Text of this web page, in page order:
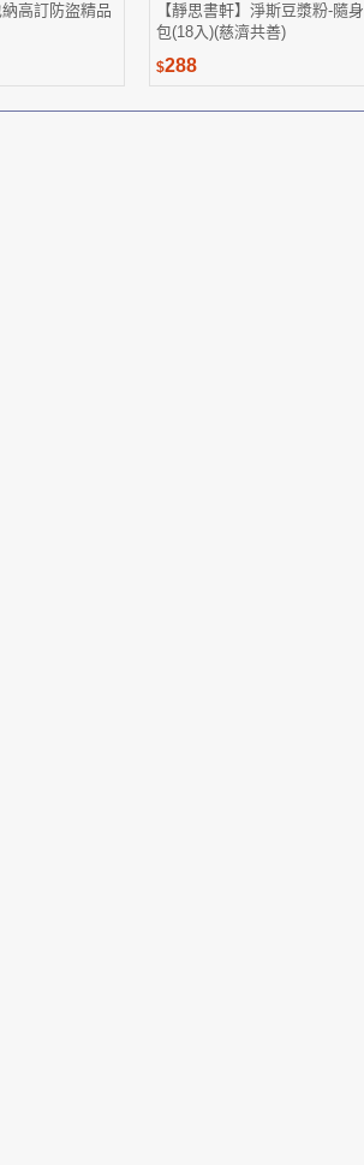
高訂防盜精品
【靜思書軒】淨斯豆漿粉-隨身
包(18入)(慈濟共善)
$288